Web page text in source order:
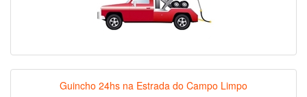
Guincho 24hs na Estrada do Campo Limpo